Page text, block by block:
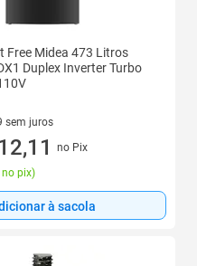
Free Midea 473 Litros
Duplex Inverter Turbo
sem juros
sem jurosno Pix
no pix)
à sacola